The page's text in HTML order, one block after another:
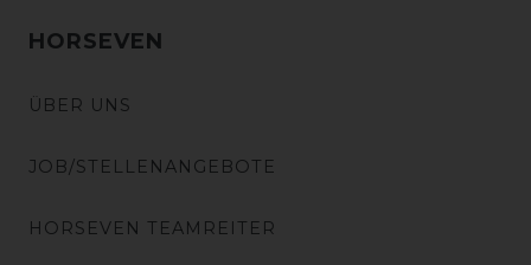
HORSEVEN
ÜBER UNS
JOB/STELLENANGEBOTE
HORSEVEN TEAMREITER